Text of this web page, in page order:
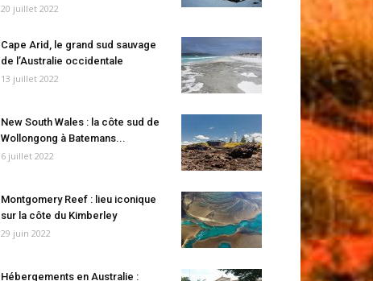
20 juillet 2022
Cape Arid, le grand sud sauvage
de l’Australie occidentale
13 juillet 2022
New South Wales : la côte sud de
Wollongong à Batemans...
6 juillet 2022
Montgomery Reef : lieu iconique
sur la côte du Kimberley
29 juin 2022
Hébergements en Australie :